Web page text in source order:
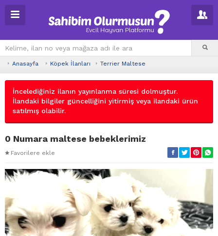
Anasayfa Köpek İlanları Terrier Maltese
İncelediğiniz ilanın yayınlanma süresi dolmuştur.
İlandaki bilgiler güncelliğini yitirmiş veya ilandaki ürün
satılmış olabilir.
0 Numara maltese bebeklerimiz
Favorilere ekle